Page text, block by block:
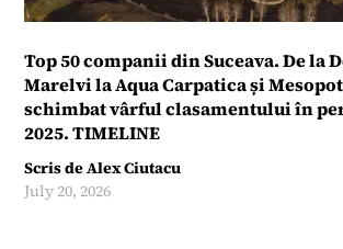
Top 50 companii din Suceava. De la
Marelvi la Aqua Carpatica și
schimbat vârful clasamentului în
2025. TIMELINE
Scris deAlex Ciutacu
July 20, 2026